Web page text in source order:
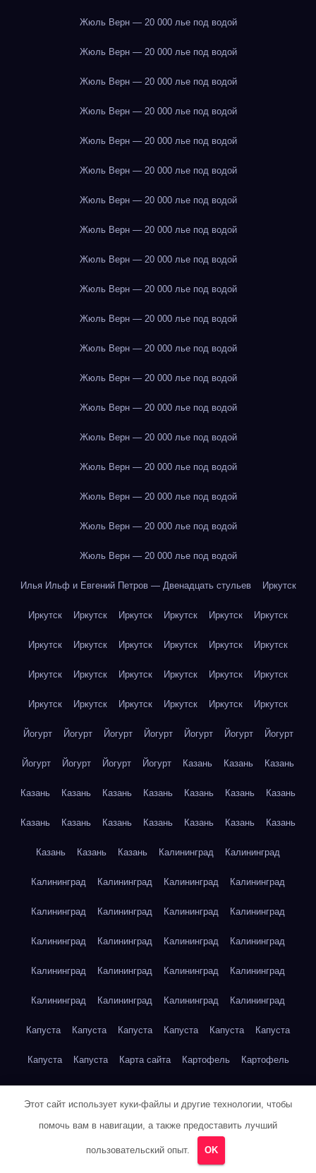
Жюль Верн — 20 000 лье под водой
Жюль Верн — 20 000 лье под водой
Жюль Верн — 20 000 лье под водой
Жюль Верн — 20 000 лье под водой
Жюль Верн — 20 000 лье под водой
Жюль Верн — 20 000 лье под водой
Жюль Верн — 20 000 лье под водой
Жюль Верн — 20 000 лье под водой
Жюль Верн — 20 000 лье под водой
Жюль Верн — 20 000 лье под водой
Жюль Верн — 20 000 лье под водой
Жюль Верн — 20 000 лье под водой
Жюль Верн — 20 000 лье под водой
Жюль Верн — 20 000 лье под водой
Жюль Верн — 20 000 лье под водой
Жюль Верн — 20 000 лье под водой
Жюль Верн — 20 000 лье под водой
Жюль Верн — 20 000 лье под водой
Жюль Верн — 20 000 лье под водой
Илья Ильф и Евгений Петров — Двенадцать стульев Иркутск
Иркутск Иркутск Иркутск Иркутск Иркутск Иркутск
Иркутск Иркутск Иркутск Иркутск Иркутск Иркутск
Иркутск Иркутск Иркутск Иркутск Иркутск Иркутск
Иркутск Иркутск Иркутск Иркутск Иркутск Иркутск
Йогурт Йогурт Йогурт Йогурт Йогурт Йогурт Йогурт
Йогурт Йогурт Йогурт Йогурт Казань Казань Казань
Казань Казань Казань Казань Казань Казань Казань
Казань Казань Казань Казань Казань Казань Казань
Казань Казань Казань Калининград Калининград
Калининград Калининград Калининград Калининград
Калининград Калининград Калининград Калининград
Калининград Калининград Калининград Калининград
Калининград Калининград Калининград Калининград
Калининград Калининград Калининград Калининград
Капуста Капуста Капуста Капуста Капуста Капуста
Капуста Капуста Карта сайта Картофель Картофель
Кейптаун
Кейптаун Кейптаун Кейптаун
Этот сайт использует куки-файлы и другие технологии, чтобы
помочь вам в навигации, а также предоставить лучший
пользовательский опыт. OK